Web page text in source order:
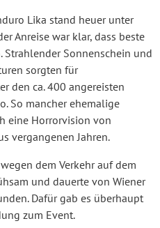
Lika stand heuer unter
Anreise war klar, dass beste
Strahlender Sonnenschein und
sorgten für
den ca. 400 angereisten
So mancher ehemalige
eine Horrorvision von
vergangenen Jahren.
dem Verkehr auf dem
und dauerte von Wiener
Dafür gab es überhaupt
zum Event.